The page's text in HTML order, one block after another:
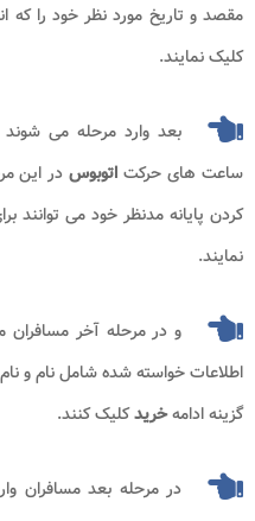
مقصد و تاریخ مورد نظر خود را که
کلیک نمایند.
بعد وارد مرحله می
ساعت های حرکت اتوبوس در این
کردن پایانه مدنظر خود می توانند
نمایند.
و در مرحله آخر مسافران
اطلاعات خواسته شده شامل نام و
گزینه ادامهخریدکلیک کنند.
در مرحله بعد مسافران